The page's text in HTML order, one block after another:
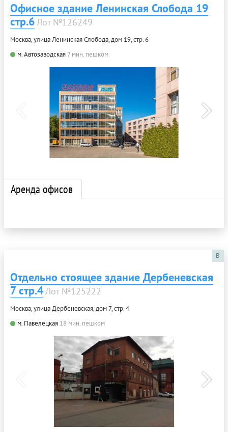
Офисное здание Ленинская Слобода 19
стр.6Лот №126249
Москва, улица Ленинская Слобода, дом 19, стр. 6
м. Автозаводская 7 мин. пешком
Аренда офисов
B
Отдельно стоящее здание Дербеневская
7 стр.4Лот №125222
Москва, улица Дербеневская, дом 7, стр. 4
м. Павелецкая 18 мин. пешком